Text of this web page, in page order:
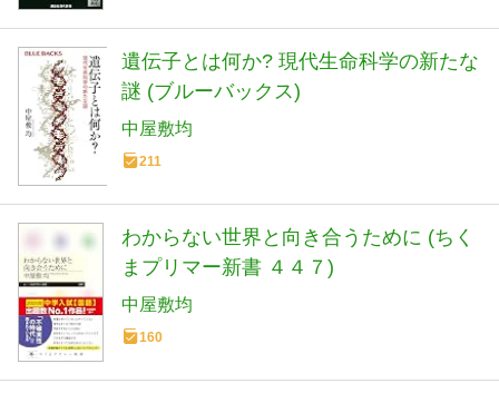
遺伝子とは何か? 現代生命科学の新たな
謎 (ブルーバックス)
中屋敷均
211
わからない世界と向き合うために (ちく
まプリマー新書 ４４７)
中屋敷均
160